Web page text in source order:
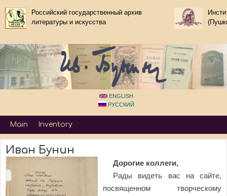
Skip to main content
Российский государственный архив
литературы и искусства
ENGLISH
РУССКИЙ
Primary_tsvetaeva for Ivan Bunin
Main Inventory
Иван Бунин
Дорогие коллеги,
Рады видеть вас на сайте,
посвященном творческому